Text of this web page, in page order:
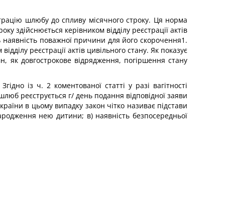
шлюбу до спливу місячного строку. Ця норма
здійснюється керівником відділу реєстрації актів
наявність поважної причини для його скорочення1.
реєстрації актів цивільного стану. Як показує
як довгострокове відрядження, погіршення стану
із ч. 2 коментованої статті у разі вагітності
реєструється г/ день подання відповідної заяви
в цьому випадку закон чітко називає підстави
нею дитини; в) наявність безпосередньої